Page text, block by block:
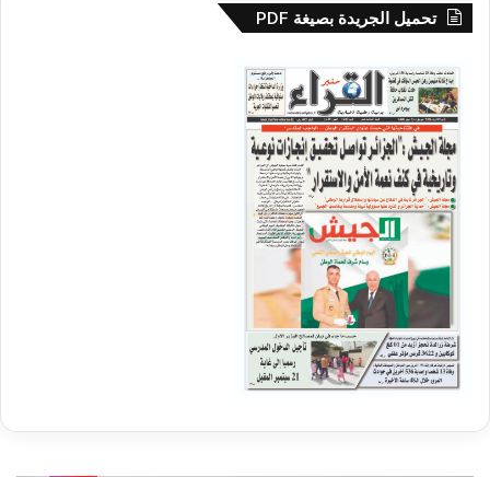
تحميل الجريدة بصيغة PDF